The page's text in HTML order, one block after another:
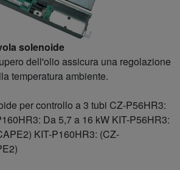
solenoide
dell'olio assicura una regolazione
temperatura ambiente.
per controllo a 3 tubi CZ-P56HR3:
Da 5,7 a 16 kW KIT-P56HR3:
KIT-P160HR3: (CZ-